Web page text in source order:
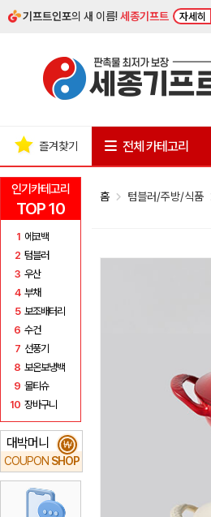
기프트인포의 새 이름!세종기프트 자세히
인기카테고리
TOP 10
1 에코백
2 텀블러
3 우산
4 부채
5 보조배터리
6 수건
7 선풍기
8 보온보냉백
9 물티슈
10 장바구니
대박머니
COUPON SHOP
₩
즐겨찾기 전체 카테고리
홈 텀블러/주방/식품